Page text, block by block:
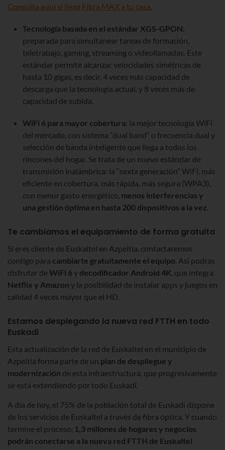
Consulta aquí si llega Fibra MAX a tu casa.
Tecnología basada en el estándar XGS-GPON:
preparada para simultanear tareas de formación,
teletrabajo, gaming, streaming o videollamadas. Este
estándar permite alcanzar velocidades simétricas de
hasta 10 gigas, es decir, 4 veces más capacidad de
descarga que la tecnología actual, y 8 veces más de
capacidad de subida.
WiFi 6 para mayor cobertura: la mejor tecnología WiFi
del mercado, con sistema “dual band” o frecuencia dual y
selección de banda inteligente que llega a todos los
rincones del hogar. Se trata de un nuevo estándar de
transmisión inalámbrica: la “sexta generación” WiFi, más
eficiente en cobertura, más rápida, más segura (WPA3),
con menor gasto energético, menos interferencias y
una gestión óptima en hasta 200 dispositivos a la vez.
Te cambiamos el equipamiento de forma gratuita
Si eres cliente de Euskaltel en Azpeitia, contactaremos
contigo para cambiarte gratuitamente el equipo. Así podrás
disfrutar deWiFi 6y decodificador Android 4K, que integra
Netflix y Amazon y la posibilidad de instalar apps y juegos en
calidad 4 veces mayor que el HD.
Estamos desplegando la nueva red FTTH en todo
Euskadi
Esta actualización de la red de Euskaltel en el municipio de
Azpeitia forma parte de un plan de despliegue y
modernización de esta infraestructura, que progresivamente
se está extendiendo por todo Euskadi.
A día de hoy, el 75% de la población total de Euskadi dispone
de los servicios de Euskaltel a través de fibra óptica. Y cuando
termine el proceso, 1,3 millones de hogares y negocios
podrán conectarse a la nueva red FTTH de Euskaltel